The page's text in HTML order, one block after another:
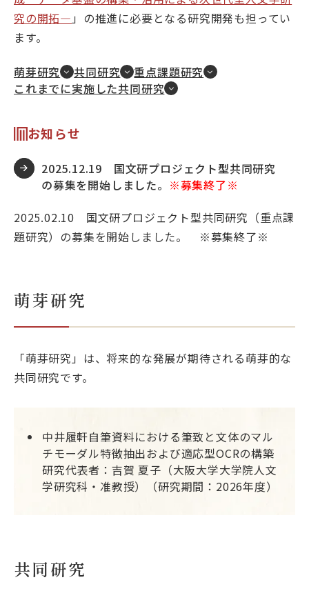
大学院・教育
国文研について
お問い合わせ アクセス
English 当サイトについて
目的別ナビ
究の開拓― 」の推進に必要となる研究開発も担ってい
ます。
萌芽研究 共同研究
重点課題研究
これまでに実施した共同研究
お知らせ
2025.12.19 国文研プロジェクト型共同研究
の募集を開始しました。 ※募集終了※
2025.02.10 国文研プロジェクト型共同研究（重点課
題研究）の募集を開始しました。 ※募集終了※
萌芽研究
「萌芽研究」は、将来的な発展が期待される萌芽的な
共同研究です。
中井履軒自筆資料における筆致と文体のマル
チモーダル特徴抽出および適応型OCRの構築
研究代表者：吉賀 夏子（大阪大学大学院人文
学研究科・准教授）（研究期間：2026年度）
共同研究